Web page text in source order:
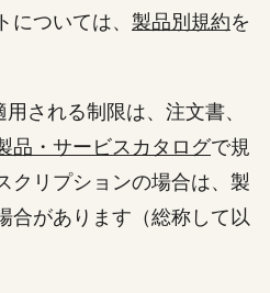
ついては、 製品別規約を
される制限は、注文書、
品・サービスカタログで規
クリプションの場合は、製
合があります（総称して以